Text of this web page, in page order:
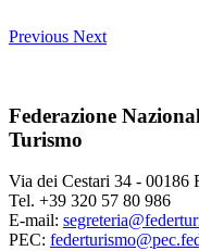
Previous Next
Federazione
Turismo
Via dei Cestari 34 - 00186
Tel. +39 320 57 80 986
E-mail:
PEC: